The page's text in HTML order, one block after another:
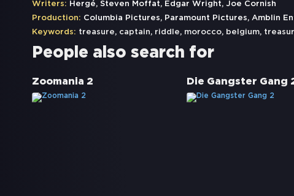
Writers: Hergé, Steven Moffat, Edgar Wright, Joe Cornish
Production: Columbia Pictures, Paramount Pictures, Amblin
Keywords: treasure, captain, riddle, morocco, belgium,
People also search for
Zoomania 2 Die Gangster Gang